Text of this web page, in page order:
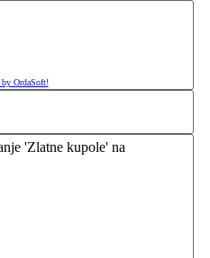
by OrdaSoft!
'Zlatne kupole' na